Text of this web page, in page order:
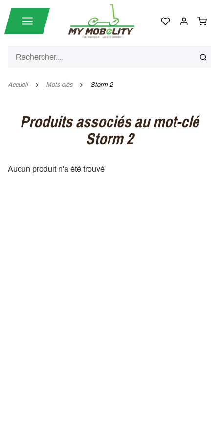
Accueil Mots-clés Storm 2
Produits associés au mot-clé
Storm 2
Aucun produit n'a été trouvé